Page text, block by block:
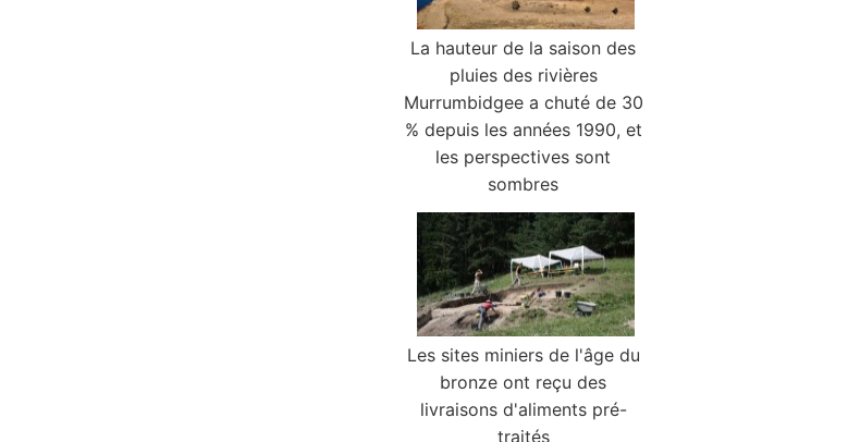
La hauteur de la saison des
pluies des rivières
Murrumbidgee a chuté de 30
% depuis les années 1990, et
les perspectives sont
sombres
Les sites miniers de l'âge du
bronze ont reçu des
livraisons d'aliments pré-
traités